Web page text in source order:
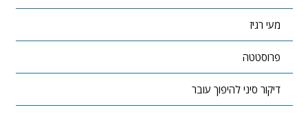
מעי רגיז
פרוסטטה
דיקור סיני להיפוך עובר